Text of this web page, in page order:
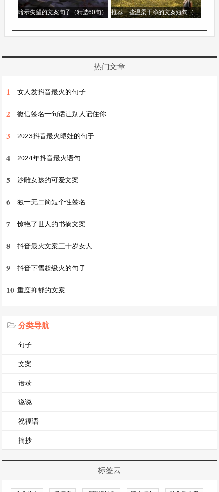
16、大雪你无法抹去，我们在一起的痕迹。
20、雪是秋天储藏的浪漫 终会在冬日馈赠给你
21、一切不以下雪为目的的降温都是耍流氓。
22、下雪花了，却发现雪花根本没有我的心冷。
23、下雪了，可我没有爱人也没有啤酒和炸鸡。
25、历遍人间，千山雪尽，仍觉得你是心头一暖…
27、我托人间寄讯，邀雪称庆，为你捎来清佳冬令
28、下雪天，你想一起走到白头，我却怕你着凉。
暗示失望的文案句子（精选60句） 推荐一些温柔干净的文案短句（精选92句
热门文章
1 女人发抖音最火的句子
2 微信签名一句话让别人记住你
3 2023抖音最火晒娃的句子
4 2024年抖音最火语句
5 沙雕女孩的可爱文案
6 独一无二简短个性签名
7 惊艳了世人的书摘文案
8 抖音最火文案三十岁女人
9 抖音下雪超级火的句子
10 重度抑郁的文案
分类导航
句子
文案
语录
说说
祝福语
摘抄
标签云